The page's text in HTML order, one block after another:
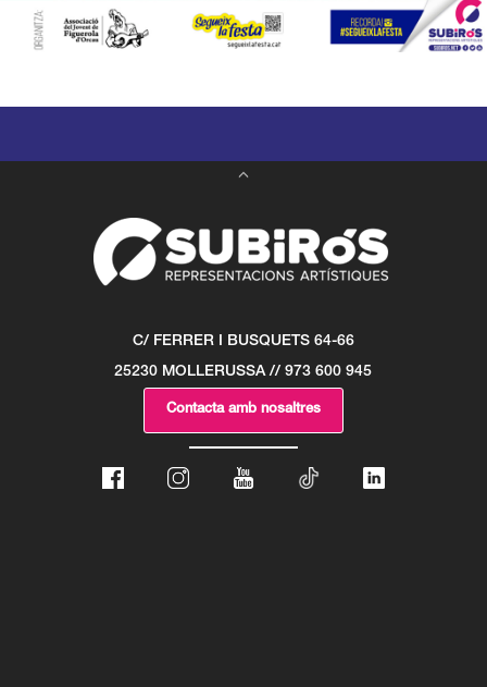
C/ FERRER I BUSQUETS 64-66
25230 MOLLERUSSA // 973 600 945
Contacta amb nosaltres